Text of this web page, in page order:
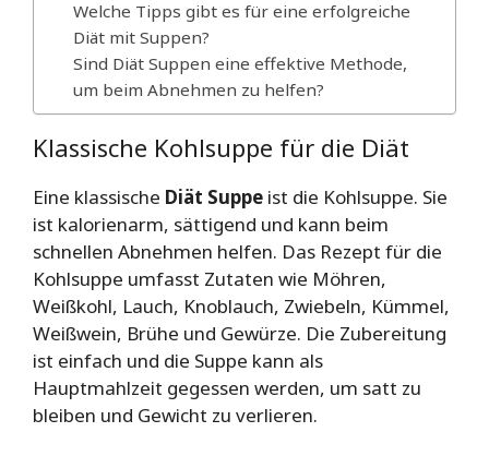
Welche Tipps gibt es für eine erfolgreiche
Diät mit Suppen?
Sind Diät Suppen eine effektive Methode,
um beim Abnehmen zu helfen?
Klassische Kohlsuppe für die Diät
Eine klassische Diät Suppe ist die Kohlsuppe. Sie
ist kalorienarm, sättigend und kann beim
schnellen Abnehmen helfen. Das Rezept für die
Kohlsuppe umfasst Zutaten wie Möhren,
Weißkohl, Lauch, Knoblauch, Zwiebeln, Kümmel,
Weißwein, Brühe und Gewürze. Die Zubereitung
ist einfach und die Suppe kann als
Hauptmahlzeit gegessen werden, um satt zu
bleiben und Gewicht zu verlieren.